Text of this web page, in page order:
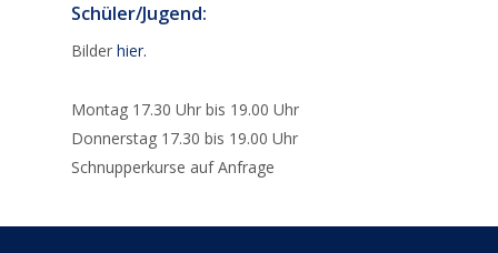
Schüler/Jugend:
Bilderhier.
Montag 17.30 Uhr bis 19.00 Uhr
Donnerstag 17.30 bis 19.00 Uhr
Schnupperkurse auf Anfrage